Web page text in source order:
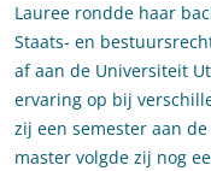
Lauree rondde haar
Staats- en
af aan de Universiteit
ervaring op bij
zij een semester aan
master volgde zij nog